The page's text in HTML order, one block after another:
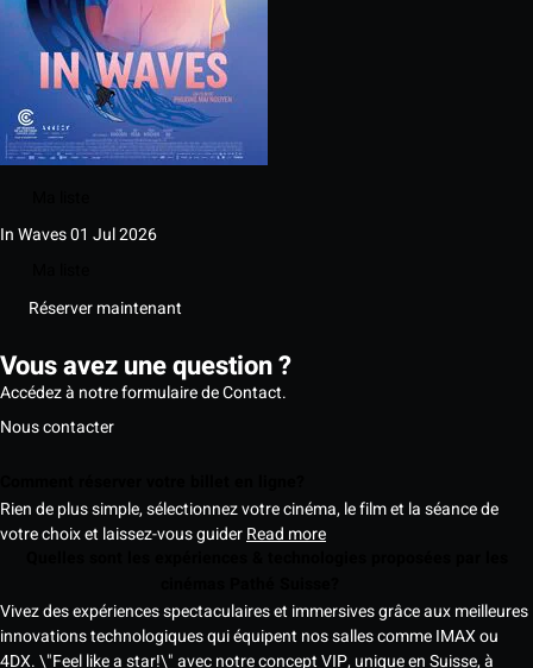
In Waves01 Jul 2026
Réserver maintenant
Vous avez une question ?
Accédez à notre formulaire de Contact.
Nous contacter
Rien de plus simple, sélectionnez votre cinéma, le film et la séance de
votre choix et laissez-vous guiderRead more
Vivez des expériences spectaculaires et immersives grâce aux meilleures
innovations technologiques qui équipent nos salles comme IMAX ou
4DX. \"Feel like a star!\" avec notre concept VIP, unique en Suisse, à